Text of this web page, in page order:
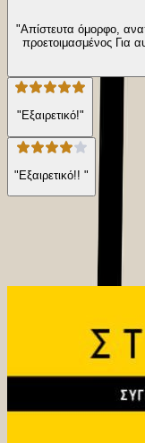
"Απίστευτα όμορφο,
προετοιμασμένος Για
"Εξαιρετικό!"
"Εξαιρετικό!! "
Ίδιος